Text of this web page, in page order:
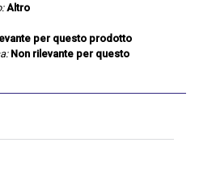
Altro
per questo prodotto
Non rilevante per questo